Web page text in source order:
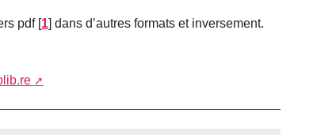
pdf[1] dans d’autres formats et inversement.